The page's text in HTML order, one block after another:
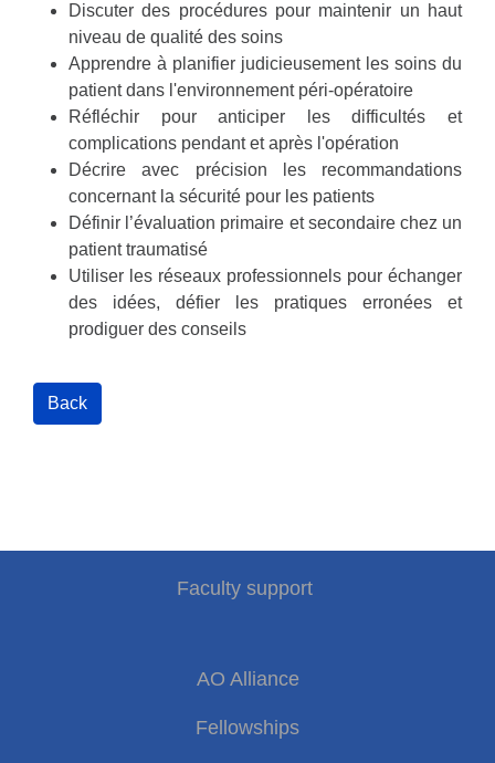
Discuter des procédures pour maintenir un haut
niveau de qualité des soins
Apprendre à planifier judicieusement les soins du
patient dans l'environnement péri-opératoire
Réfléchir pour anticiper les difficultés et
complications pendant et après l'opération
Décrire avec précision les recommandations
concernant la sécurité pour les patients
Définir l’évaluation primaire et secondaire chez un
patient traumatisé
Utiliser les réseaux professionnels pour échanger
des idées, défier les pratiques erronées et
prodiguer des conseils
Faculty support
AO Alliance
Fellowships